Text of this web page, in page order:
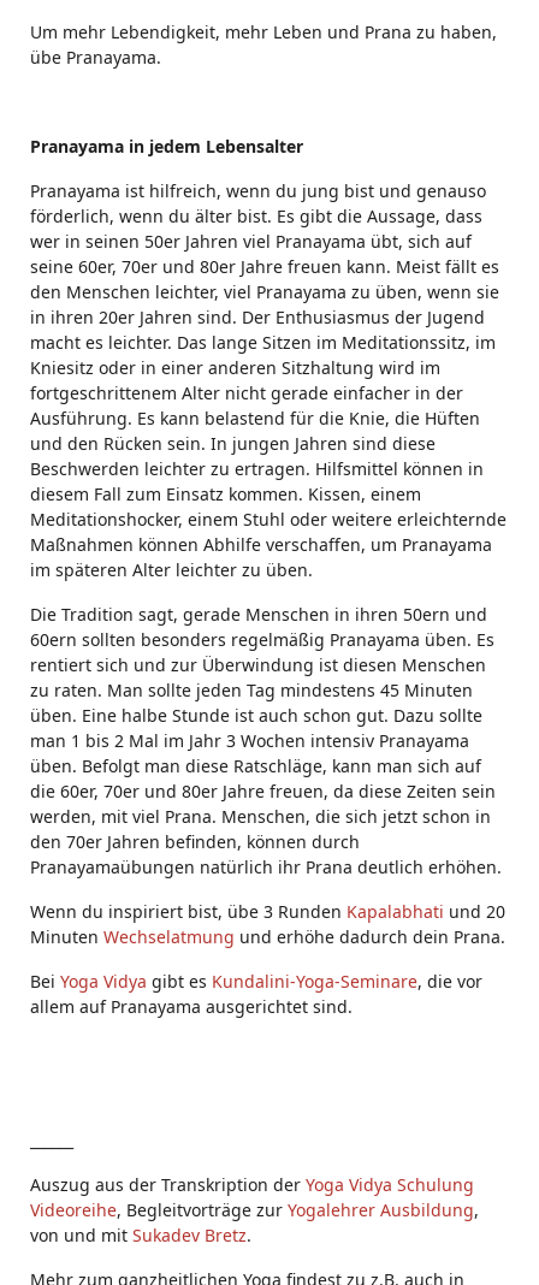
Um mehr Lebendigkeit, mehr Leben und Prana zu haben,
übe Pranayama.
Pranayama in jedem Lebensalter
Pranayama ist hilfreich, wenn du jung bist und genauso
förderlich, wenn du älter bist. Es gibt die Aussage, dass
wer in seinen 50er Jahren viel Pranayama übt, sich auf
seine 60er, 70er und 80er Jahre freuen kann. Meist fällt es
den Menschen leichter, viel Pranayama zu üben, wenn sie
in ihren 20er Jahren sind. Der Enthusiasmus der Jugend
macht es leichter. Das lange Sitzen im Meditationssitz, im
Kniesitz oder in einer anderen Sitzhaltung wird im
fortgeschrittenem Alter nicht gerade einfacher in der
Ausführung. Es kann belastend für die Knie, die Hüften
und den Rücken sein. In jungen Jahren sind diese
Beschwerden leichter zu ertragen. Hilfsmittel können in
diesem Fall zum Einsatz kommen. Kissen, einem
Meditationshocker, einem Stuhl oder weitere erleichternde
Maßnahmen können Abhilfe verschaffen, um Pranayama
im späteren Alter leichter zu üben.
Die Tradition sagt, gerade Menschen in ihren 50ern und
60ern sollten besonders regelmäßig Pranayama üben. Es
rentiert sich und zur Überwindung ist diesen Menschen
zu raten. Man sollte jeden Tag mindestens 45 Minuten
üben. Eine halbe Stunde ist auch schon gut. Dazu sollte
man 1 bis 2 Mal im Jahr 3 Wochen intensiv Pranayama
üben. Befolgt man diese Ratschläge, kann man sich auf
die 60er, 70er und 80er Jahre freuen, da diese Zeiten sein
werden, mit viel Prana. Menschen, die sich jetzt schon in
den 70er Jahren befinden, können durch
Pranayamaübungen natürlich ihr Prana deutlich erhöhen.
Wenn du inspiriert bist, übe 3 Runden Kapalabhati und 20
Minuten Wechselatmung und erhöhe dadurch dein Prana.
Bei Yoga Vidya gibt es Kundalini-Yoga-Seminare, die vor
allem auf Pranayama ausgerichtet sind.
Auszug aus der Transkription der Yoga Vidya Schulung
Videoreihe, Begleitvorträge zur Yogalehrer Ausbildung,
von und mit Sukadev Bretz.
Mehr zum ganzheitlichen Yoga findest zu z.B. auch in